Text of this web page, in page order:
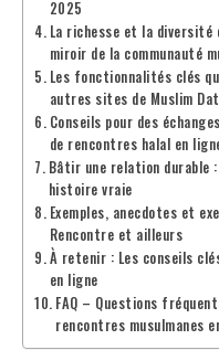
2025
La richesse et la diversité
miroir de la communauté
Les fonctionnalités clés
autres sites de Muslim
Conseils pour des
de rencontres halal en
Bâtir une relation durable
histoire vraie
Exemples, anecdotes et
Rencontre et ailleurs
À retenir : Les conseils
en ligne
FAQ – Questions
rencontres musulmanes